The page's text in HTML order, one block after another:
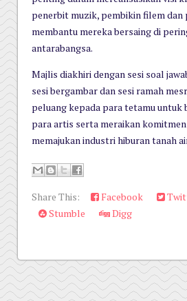
penerbit muzik, pembikin filem dan
membantu merekabersaing di
antarabangsa.
Majlis diakhiri dengan sesi soal
sesi bergambar dan sesi ramah
peluangkepada para tetamu untuk
para artis serta meraikan
memajukanindustri hiburan tanah
Share This: Facebook
Stumble
Digg